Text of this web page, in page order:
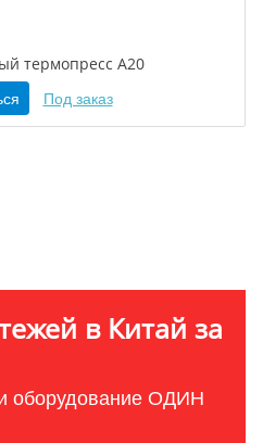
термопресс A20
Под заказ
в Китай за
оборудование ОДИН